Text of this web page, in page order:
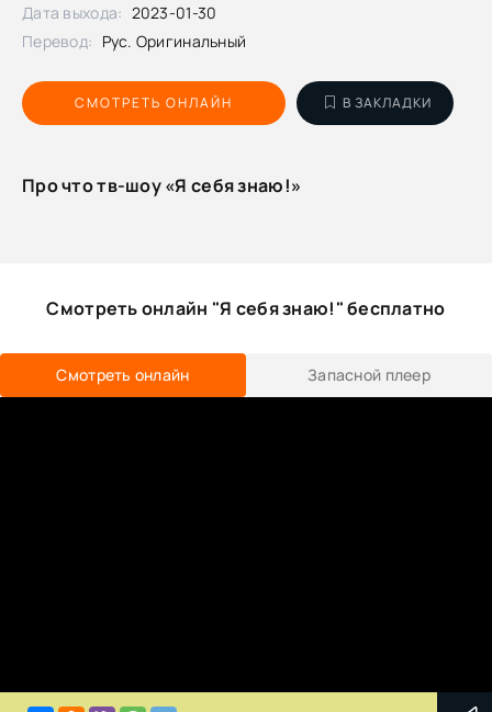
СМОТРЕТЬ ОНЛАЙН В ЗАКЛАДКИ
Дата выхода: 2023-01-30
Перевод: Рус. Оригинальный
Про что тв-шоу «Я себя знаю!»
Смотреть онлайн "Я себя знаю!" бесплатно
Смотреть онлайн Запасной плеер